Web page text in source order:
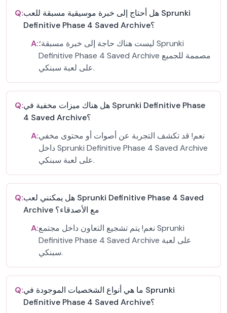
Q:هل أحتاج إلى خبرة موسيقية مسبقة للعب Sprunki
Definitive Phase 4 Saved Archive؟
A:ليست هناك حاجة إلى خبرة مسبقة؛ Sprunki
Definitive Phase 4 Saved Archive مصممة للجميع
على لعبة سبنكي.
Q:هل هناك ميزات مخفية في Sprunki Definitive Phase
4 Saved Archive؟
A:نعم! قد تكشف التجربة عن أصوات أو محتوى مخفي
داخل Sprunki Definitive Phase 4 Saved Archive
على لعبة سبنكي.
Q:هل يمكنني لعب Sprunki Definitive Phase 4 Saved
Archive مع الأصدقاء؟
A:نعم! يتم تشجيع التعاون داخل مجتمع Sprunki
Definitive Phase 4 Saved Archive على لعبة
سبنكي.
Q:ما هي أنواع الشخصيات الموجودة في Sprunki
Definitive Phase 4 Saved Archive؟